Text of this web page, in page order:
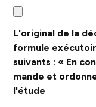
L'original de la
formule
suivants : « En
mande et
l'étude